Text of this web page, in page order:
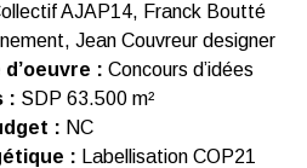
AJAP14, Franck Boutté
Jean Couvreur designer
: Concours d’idées
: SDP 63.500 m²
: NC
: Labellisation COP21